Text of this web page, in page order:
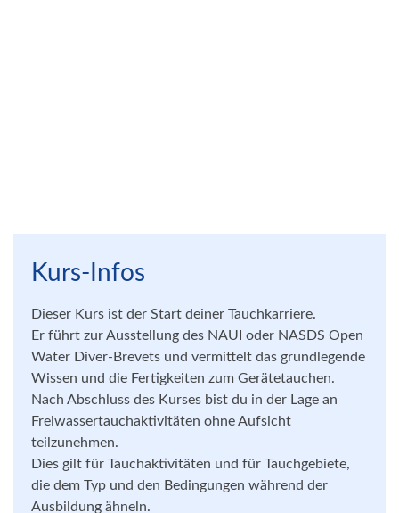
Kurs-Infos
Dieser Kurs ist der Start deiner Tauchkarriere.
Er führt zur Ausstellung des NAUI oder NASDS Open
Water Diver-Brevets und vermittelt das grundlegende
Wissen und die Fertigkeiten zum Gerätetauchen.
Nach Abschluss des Kurses bist du in der Lage an
Freiwassertauchaktivitäten ohne Aufsicht
teilzunehmen.
Dies gilt für Tauchaktivitäten und für Tauchgebiete,
die dem Typ und den Bedingungen während der
Ausbildung ähneln.